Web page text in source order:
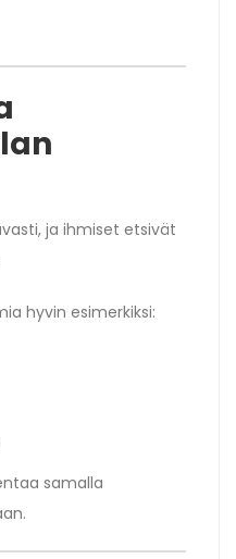
ja ihmiset etsivät
hyvin esimerkiksi:
samalla